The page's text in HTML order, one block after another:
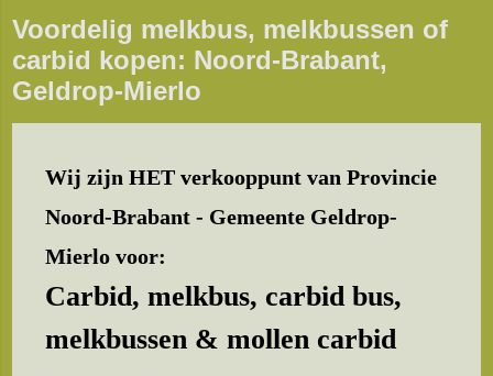
Voordelig melkbus, melkbussen of
carbid kopen: Noord-Brabant,
Geldrop-Mierlo
Wij zijn HET verkooppunt van Provincie
Noord-Brabant - Gemeente Geldrop-
Mierlo voor:
Carbid, melkbus, carbid bus,
melkbussen & mollen carbid